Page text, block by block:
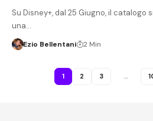
Su Disney+, dal 25 Giugno, il catalogo
una…
Ezio Bellentani 2 Min
1 2 3 …